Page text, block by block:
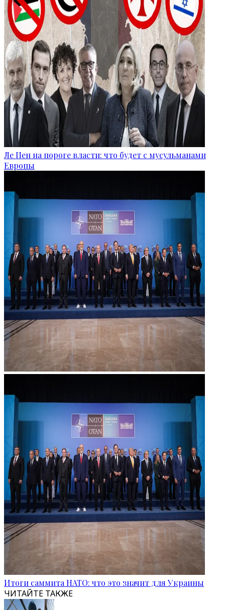
Ле Пен на пороге власти: что будет с мусульманами
Европы
Итоги саммита НАТО: что это значит для Украины
ЧИТАЙТЕ ТАКЖЕ